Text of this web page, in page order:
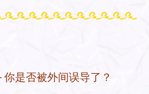
是否被外间误导了？